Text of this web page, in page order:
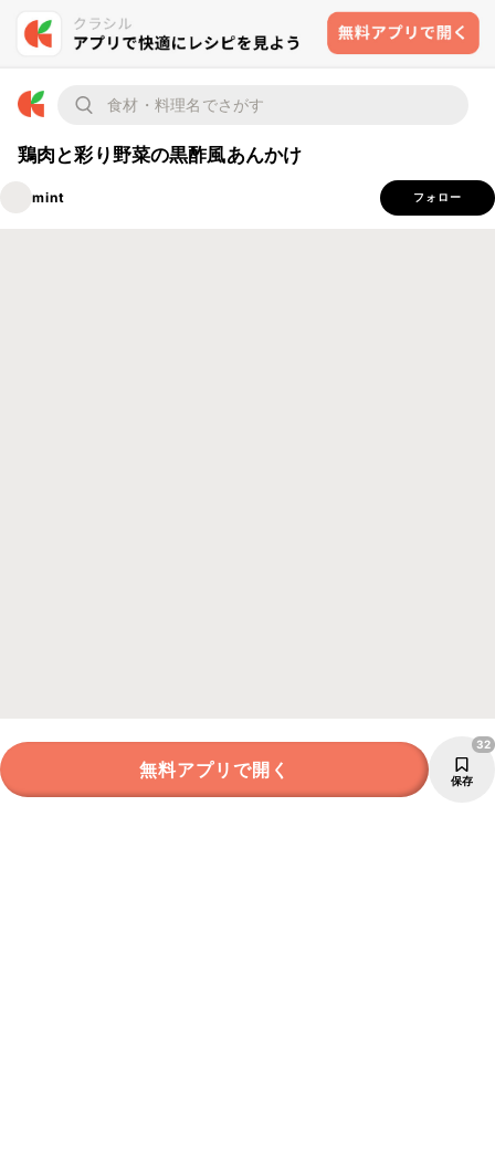
鶏肉と彩り野菜の黒酢風あんかけ
mint フォロー
無料アプリで開く 保存
32